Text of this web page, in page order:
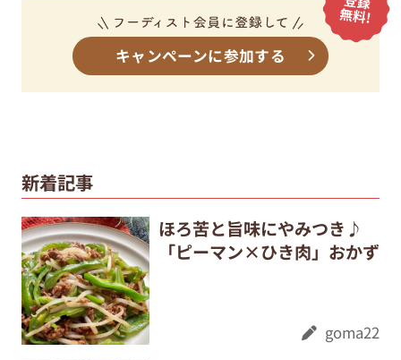
キャンペーンに参加する
新着記事
ほろ苦と旨味にやみつき♪
「ピーマン×ひき肉」おかず
goma22